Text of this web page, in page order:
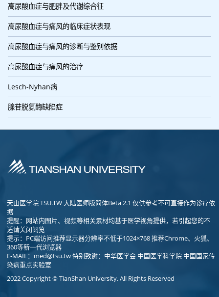
高尿酸血症与肥胖及代谢综合征
高尿酸血症与痛风的临床症状表现
高尿酸血症与痛风的诊断与鉴别依据
高尿酸血症与痛风的治疗
Lesch-Nyhan病
腺苷脱氨酶缺陷症
天山医学院 TSU.TW 大陆医师版简体Beta 2.1 仅供参考不可直接作为诊疗依
据
提醒：网站内图片、视频等相关素材均基于医学视角提供，若引起您的不
适请关闭阅览
提示：PC端访问推荐显示器分辨率不低于1024×768 推荐Chrome、火狐、
360等新一代浏览器
E-MAIL： med@tsu.tw特别致谢：中华医学会 中国医学科学院 中国国家传
染病重点实验室
2022 Copyright © TianShan University. All Rights Reserved